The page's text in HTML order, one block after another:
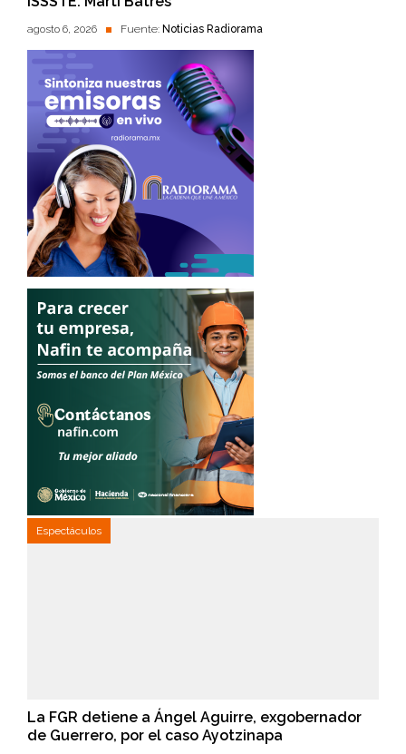
agosto 6, 2026 Fuente: Noticias Radiorama
Espectáculos
La FGR detiene a Ángel Aguirre, exgobernador
de Guerrero, por el caso Ayotzinapa